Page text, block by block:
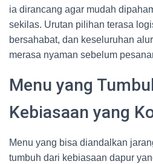
ia dirancang agar mudah
sekilas. Urutan pilihan terasa
bersahabat, dan keseluruhan
merasa nyaman sebelum
Menu yang
Kebiasaan yang
Menu yang bisa diandalkan
tumbuh dari kebiasaan dapur